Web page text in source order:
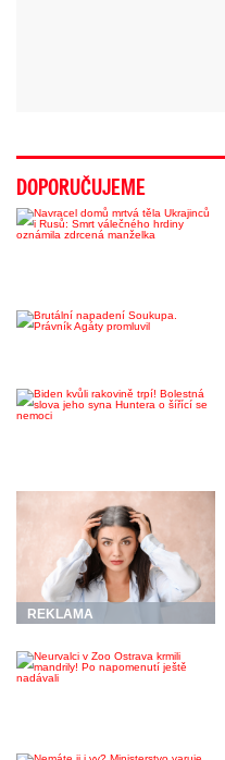
DOPORUČUJEME
REKLAMA